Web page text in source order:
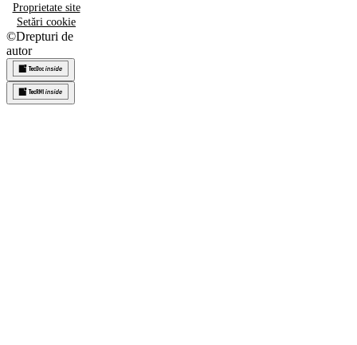
Proprietate site
Setări cookie
©Drepturi de
autor